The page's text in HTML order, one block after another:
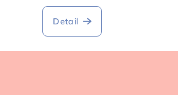
Detail